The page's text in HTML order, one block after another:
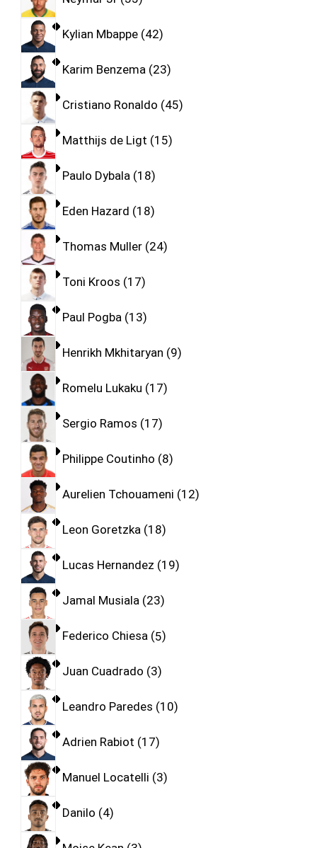
Kylian Mbappe 42
Karim Benzema 23
Cristiano Ronaldo 45
Matthijs de Ligt 15
Paulo Dybala 18
Eden Hazard 18
Thomas Muller 24
Toni Kroos 17
Paul Pogba 13
Henrikh Mkhitaryan 9
Romelu Lukaku 17
Sergio Ramos 17
Philippe Coutinho 8
Aurelien Tchouameni 12
Leon Goretzka 18
Lucas Hernandez 19
Jamal Musiala 23
Federico Chiesa 5
Juan Cuadrado 3
Leandro Paredes 10
Adrien Rabiot 17
Manuel Locatelli 3
Danilo 4